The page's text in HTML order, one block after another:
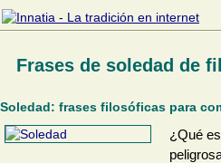
Frases de soledad de
Soledad: frases filosóficas para
¿Qué